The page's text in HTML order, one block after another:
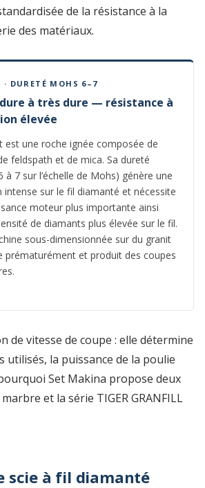
de la résistance à la
des matériaux.
DURETÉ MOHS 6–7
dure à très dure — résistance à
élevée
est une roche ignée composée de
feldspath et de mica. Sa dureté
à 7 sur l’échelle de Mohs) génère une
intense sur le fil diamanté et nécessite
moteur plus importante ainsi
de diamants plus élevée sur le fil.
sous-dimensionnée sur du granit
prématurément et produit des coupes
de vitesse de coupe : elle détermine
la puissance de la poulie
Set Makina propose deux
et la série TIGER GRANFILL
scie à fil diamanté